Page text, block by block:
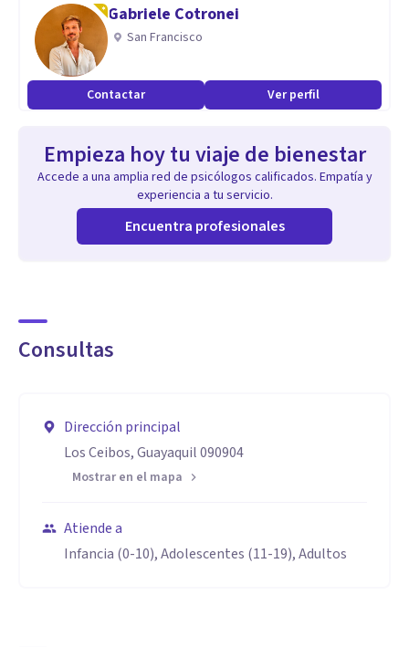
Gabriele Cotronei
San Francisco
Contactar Ver perfil
Empieza hoy tu viaje de bienestar
Accede a una amplia red de psicólogos calificados. Empatía y
experiencia a tu servicio.
Encuentra profesionales
Consultas
Dirección principal
Los Ceibos, Guayaquil 090904
Mostrar en el mapa
Atiende a
Infancia (0-10), Adolescentes (11-19), Adultos